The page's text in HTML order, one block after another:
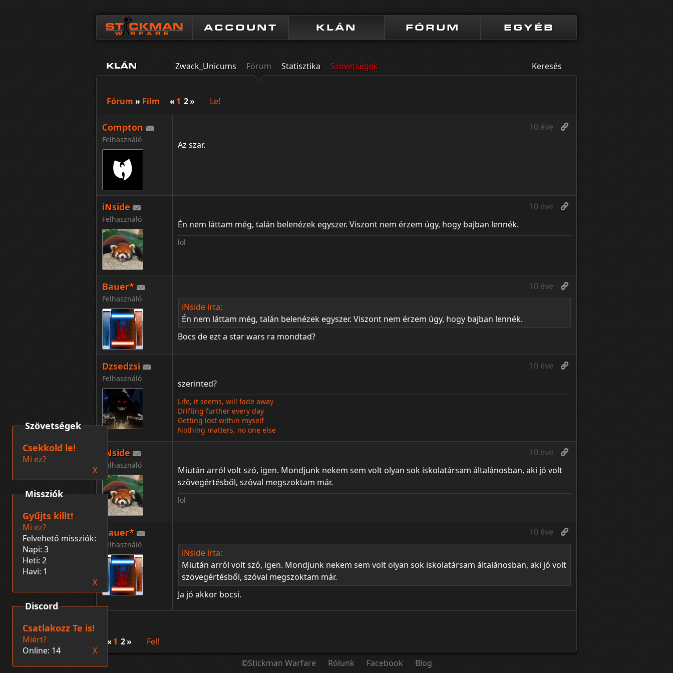
ACCOUNT KLÁN FÓRUM EGYÉB
KLÁN Zwack_Unicums Fórum Statisztika Szövetségek Keresés
Fórum » Film « 1 2» Le!
Compton
Felhasználó
10 éve
Az szar.
iNside
Felhasználó
10 éve
Én nem láttam még, talán belenézek egyszer. Viszont nem érzem úgy, hogy bajban lennék.
lol
Bauer*
Felhasználó
10 éve
iNside írta:
Én nem láttam még, talán belenézek egyszer. Viszont nem érzem úgy, hogy bajban lennék.
Bocs de ezt a star wars ra mondtad?
Dzsedzsi
Felhasználó
10 éve
szerinted?
Life, it seems, will fade away
Drifting further every day
Getting lost within myself
Nothing matters, no one else
iNside
Felhasználó
10 éve
Miután arról volt szó, igen. Mondjunk nekem sem volt olyan sok iskolatársam általánosban, aki jó volt
szövegértésből, szóval megszoktam már.
lol
Bauer*
Felhasználó
10 éve
iNside írta:
Miután arról volt szó, igen. Mondjunk nekem sem volt olyan sok iskolatársam általánosban, aki jó volt
szövegértésből, szóval megszoktam már.
Ja jó akkor bocsi.
« 1 2»
Fel!
©Stickman Warfare
Rólunk Facebook Blog
Discord
Csatlakozz Te is!
Miért?
Online: 14
X
Missziók
Gyűjts killt!
Mi ez?
Felvehető missziók:
Napi: 3
Heti: 2
Havi: 1
X
Szövetségek
Csekkold le!
Mi ez?
X